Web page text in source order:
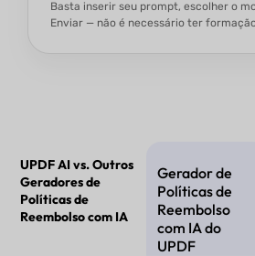
Basta inserir seu prompt, escolher o
Enviar — não é necessário ter
UPDF AI vs. Outros
Geradores de
Políticas de
Reembolso com IA
Gerador de
Políticas de
Reembolso
com IA do
UPDF